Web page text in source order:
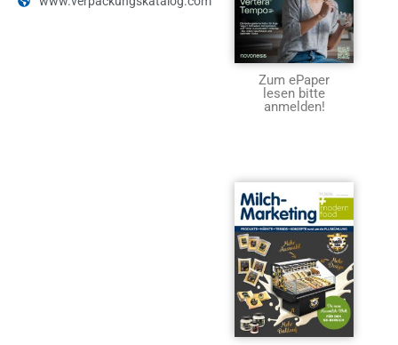
Zum ePaper
lesen bitte
anmelden!